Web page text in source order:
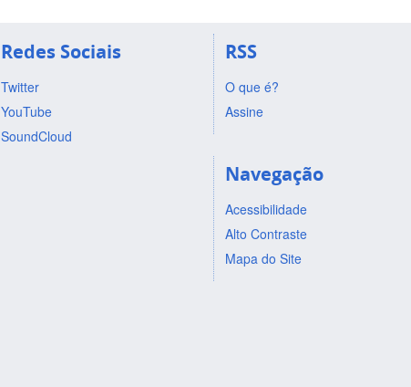
Redes Sociais
Twitter
YouTube
SoundCloud
RSS
O que é?
Assine
Navegação
Acessibilidade
Alto Contraste
Mapa do Site